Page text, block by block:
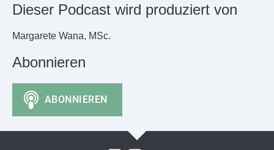
Dieser Podcast wird produziert von
Margarete Wana, MSc.
Abonnieren